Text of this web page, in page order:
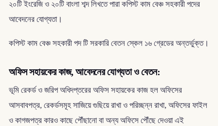
২০টি ইংরেজি ও ২০টি বাংলা শব্দ লিখতে পারা কপিস্ট কাম বেঞ্চ সহকারী পদের
আবেদনের যোগ্যতা।
কপিস্ট কাম বেঞ্চ সহকারী পদ টি সরকারি বেতন স্কেল ১৬ গ্রেডের অন্তর্ভুক্ত।
অফিস সহায়কের কাজ, আবেদনের যোগ্যতা ও বেতন:
ভূমি রেকর্ড ও জরিপ অধিদপ্তরের অফিস সহায়কের কাজ হল অফিসের
আসবাবপত্র, রেকর্ডসমূহ সাজিয়ে গুছিয়ে রাখা ও পরিচ্ছন্ন রাখা, অফিসের ফাইল
ও কাগজপত্র কারও কাছে পৌঁছানো বা অন্য অফিসে পৌঁছে দেওয়া এই